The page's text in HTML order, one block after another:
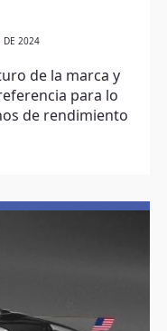
DE 2024
de la marca y
para lo
de rendimiento